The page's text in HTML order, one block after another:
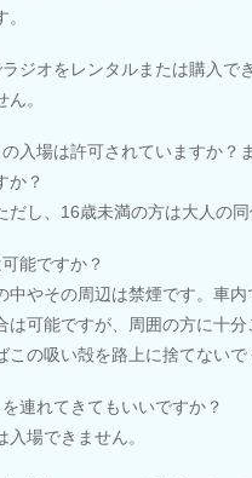
ジオをレンタルまたは購入で
ん。
入場は許可されていますか？
か？
だし、16歳未満の方は大人の同
能ですか？
中やその周辺は禁煙です。車
は可能ですが、周囲の方に十分
この吸い殻を路上に捨てないで
連れてきてもいいですか？
入場できません。